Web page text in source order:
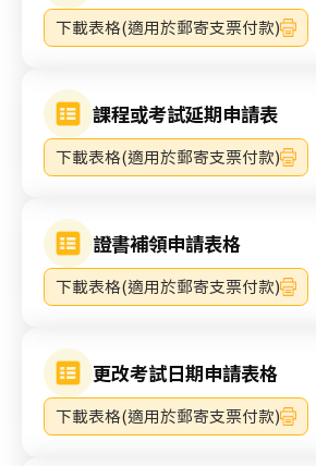
下載表格(適用於郵寄支票付款)
課程或考試延期申請表
下載表格(適用於郵寄支票付款)
證書補領申請表格
下載表格(適用於郵寄支票付款)
更改考試日期申請表格
下載表格(適用於郵寄支票付款)